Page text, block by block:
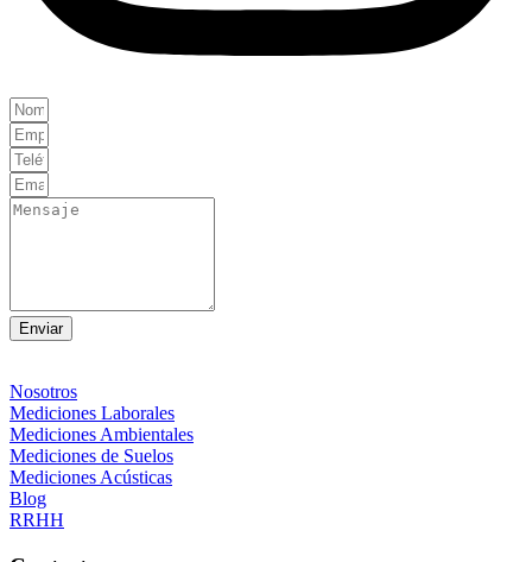
Enviar
Nosotros
Mediciones Laborales
Mediciones Ambientales
Mediciones de Suelos
Mediciones Acústicas
Blog
RRHH